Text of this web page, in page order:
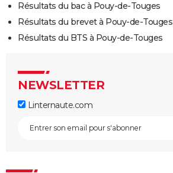
Résultats du bac à Pouy-de-Touges
Résultats du brevet à Pouy-de-Touges
Résultats du BTS à Pouy-de-Touges
NEWSLETTER
Linternaute.com